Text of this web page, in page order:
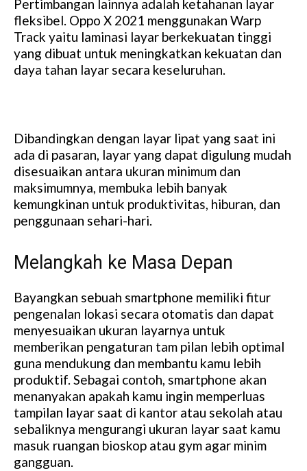
Pertimbangan lainnya adalah ketahanan layar
fleksibel. Oppo X 2021 menggunakan Warp
Track yaitu laminasi layar berkekuatan tinggi
yang dibuat untuk meningkatkan kekuatan dan
daya tahan layar secara keseluruhan.
Dibandingkan dengan layar lipat yang saat ini
ada di pasaran, layar yang dapat digulung mudah
disesuaikan antara ukuran minimum dan
maksimumnya, membuka lebih banyak
kemungkinan untuk produktivitas, hiburan, dan
penggunaan sehari-hari.
Melangkah ke Masa Depan
Bayangkan sebuah smartphone memiliki fitur
pengenalan lokasi secara otomatis dan dapat
menyesuaikan ukuran layarnya untuk
memberikan pengaturan tam pilan lebih optimal
guna mendukung dan membantu kamu lebih
produktif. Sebagai contoh, smartphone akan
menanyakan apakah kamu ingin memperluas
tampilan layar saat di kantor atau sekolah atau
sebaliknya mengurangi ukuran layar saat kamu
masuk ruangan bioskop atau gym agar minim
gangguan.